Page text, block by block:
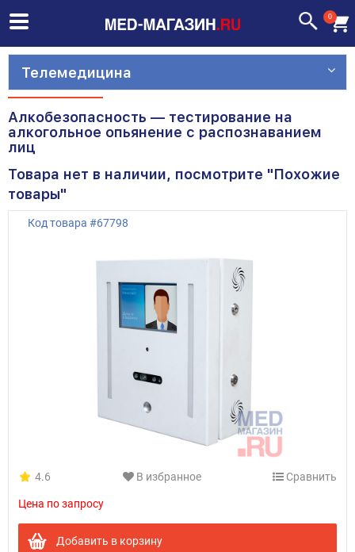
0
Телемедицина
Алкобезопасность — тестирование на
алкогольное опьянение с распознаванием
лиц
Товара нет в наличии, посмотрите "Похожие
товары"
Код товара #67798
4.6 В избранное Сравнить
Цена по запросу
Добавить в корзину